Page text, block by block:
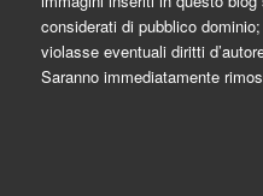
considerati di pubblico
violasse eventuali diritti
Saranno immediatamente